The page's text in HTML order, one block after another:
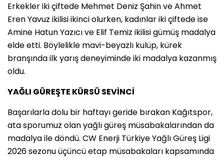
Erkekler iki çiftede Mehmet Deniz Şahin ve Ahmet
Eren Yavuz ikilisi ikinci olurken, kadınlar iki çiftede ise
Amine Hatun Yazıcı ve Elif Temiz ikilisi gümüş madalya
elde etti. Böylelikle mavi-beyazlı kulüp, kürek
branşında ilk yarış deneyiminde iki madalya kazanmış
oldu.
YAĞLI GÜREŞTE KÜRSÜ SEVİNCİ
Başarılarla dolu bir haftayı geride bırakan Kağıtspor,
ata sporumuz olan yağlı güreş müsabakalarından da
madalya ile döndü. CW Enerji Türkiye Yağlı Güreş Ligi
2026 sezonu üçüncü etap müsabakaları kapsamında